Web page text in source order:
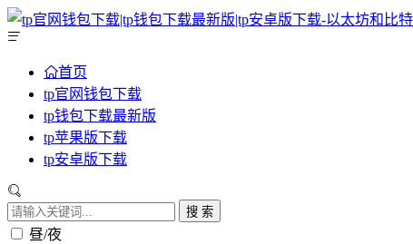
首页
tp官网钱包下载
tp钱包下载最新版
tp苹果版下载
tp安卓版下载
搜 索
昼/夜